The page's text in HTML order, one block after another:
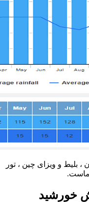
، بلیط و ویزای چین ، تور
ماست.
خورشید